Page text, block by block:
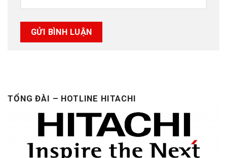
TỔNG ĐÀI – HOTLINE HITACHI